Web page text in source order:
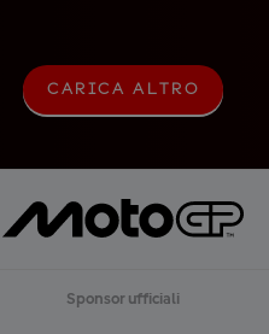
C
A
A
L
O
CARICA ALTRO
Sponsor ufficiali